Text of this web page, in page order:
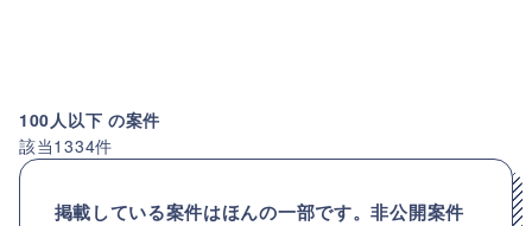
100人以下 の案件
該当1334件
掲載している案件はほんの一部です。非公開案件